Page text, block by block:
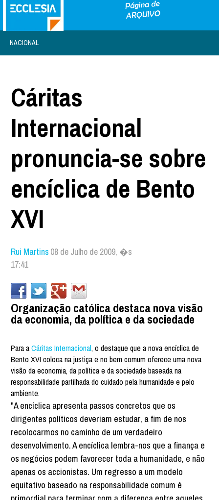
NACIONAL
Cáritas
Internacional
pronuncia-se sobre
encíclica de Bento
XVI
Rui Martins 08 de Julho de 2009, �s
17:41
Organização católica destaca nova visão
da economia, da política e da sociedade
Para aCáritas Internacional, o destaque que a nova encíclica de
Bento XVI coloca na justiça e no bem comum oferece uma nova
visão da economia, da política e da sociedade baseada na
responsabilidade partilhada do cuidado pela humanidade e pelo
ambiente.
"A encíclica apresenta passos concretos que os
dirigentes políticos deveriam estudar, a fim de nos
recolocarmos no caminho de um verdadeiro
desenvolvimento. A encíclica lembra-nos que a finança e
os negócios podem favorecer toda a humanidade, e não
apenas os accionistas. Um regresso a um modelo
equitativo baseado na responsabilidade comum é